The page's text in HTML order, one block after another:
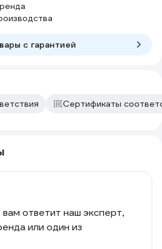
c гарантией
Сертификаты
ответит наш эксперт,
или один из